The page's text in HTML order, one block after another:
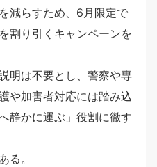
減らすため、6月限定で
割り引くキャンペーンを
明は不要とし、警察や専
や加害者対応には踏み込
静かに運ぶ」役割に徹す
る。